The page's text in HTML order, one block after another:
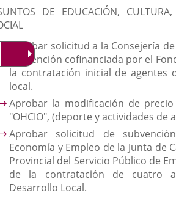
DE EDUCACIÓN,
Aprobar solicitud a la Consejería
subvención cofinanciada por el
la contratación inicial de agentes
local.
Aprobar la modificación de
"OHCIO", (deporte y actividades de
Aprobar solicitud de
Economía y Empleo de la Junta de
Provincial del Servicio Público de
de la contratación de cuatro
Desarrollo Local.